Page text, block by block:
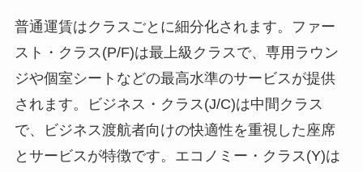
普通運賃はクラスごとに細分化されます。ファー
スト・クラス(P/F)は最上級クラスで、専用ラウン
ジや個室シートなどの最高水準のサービスが提供
されます。ビジネス・クラス(J/C)は中間クラス
で、ビジネス渡航者向けの快適性を重視した座席
とサービスが特徴です。エコノミー・クラス(Y)は